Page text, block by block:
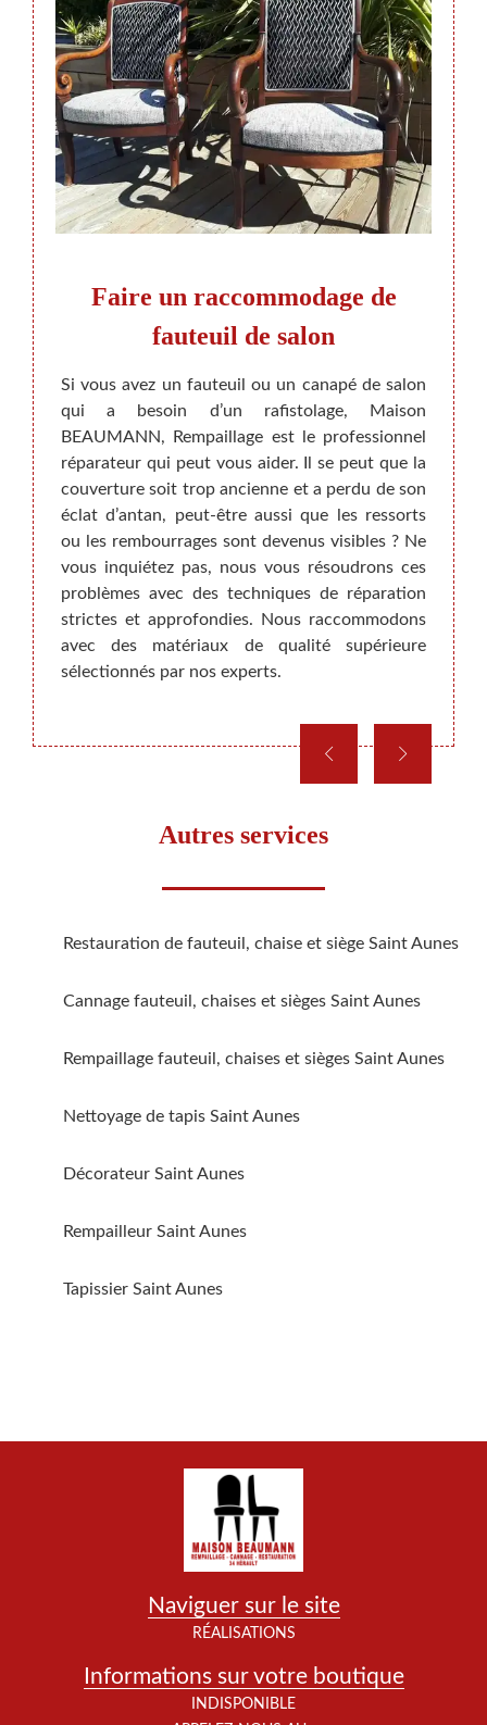
de la
que
sa
Au
Faire un raccommodage de
fauteuil de salon
Si vous avez un fauteuil ou un canapé de salon
qui a besoin d’un rafistolage, Maison
BEAUMANN, Rempaillage est le professionnel
réparateur qui peut vous aider. Il se peut que la
couverture soit trop ancienne et a perdu de son
éclat d’antan, peut-être aussi que les ressorts
ou les rembourrages sont devenus visibles ? Ne
vous inquiétez pas, nous vous résoudrons ces
problèmes avec des techniques de réparation
strictes et approfondies. Nous raccommodons
avec des matériaux de qualité supérieure
sélectionnés par nos experts.
sur
y a
qui
plus
vous
Autres services
Restauration de fauteuil, chaise et siège Saint Aunes
Cannage fauteuil, chaises et sièges Saint Aunes
Rempaillage fauteuil, chaises et sièges Saint Aunes
Nettoyage de tapis Saint Aunes
Décorateur Saint Aunes
Rempailleur Saint Aunes
Tapissier Saint Aunes
Naviguer sur le site
RÉALISATIONS
Informations sur votre boutique
INDISPONIBLE